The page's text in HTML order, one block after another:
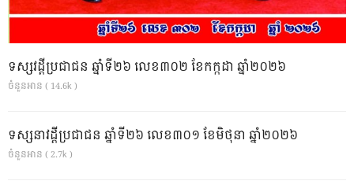
ទស្សវដ្តីប្រជាជន ឆ្នាំទី២៦ លេខ៣០២ ខែកក្កដា ឆ្នាំ២០២៦
ចំនួនអាន ( 14.6k )
ទស្សនាវដ្ដីប្រជាជន ឆ្នាំទី២៦ លេខ៣០១ ខែមិថុនា ឆ្នាំ២០២៦
ចំនួនអាន ( 2.7k )